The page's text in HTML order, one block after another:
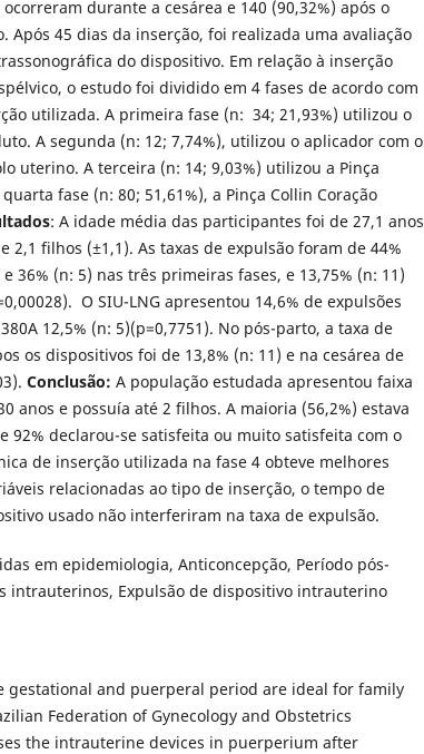
ocorreram durante a cesárea e 140 (90,32%) após o
Após 45 dias da inserção, foi realizada uma avaliação
do dispositivo. Em relação à inserção
o estudo foi dividido em 4 fases de acordo com
utilizada. A primeira fase (n: 34; 21,93%) utilizou o
A segunda (n: 12; 7,74%), utilizou o aplicador com o
uterino. A terceira (n: 14; 9,03%) utilizou a Pinça
fase (n: 80; 51,61%), a Pinça Collin Coração
: A idade média das participantes foi de 27,1 anos
2,1 filhos (±1,1). As taxas de expulsão foram de 44%
36% (n: 5) nas três primeiras fases, e 13,75% (n: 11)
O SIU-LNG apresentou 14,6% de expulsões
12,5% (n: 5)(p=0,7751). No pós-parto, a taxa de
os dispositivos foi de 13,8% (n: 11) e na cesárea de
Conclusão: A população estudada apresentou faixa
anos e possuí­a até 2 filhos. A maioria (56,2%) estava
92% declarou-se satisfeita ou muito satisfeita com o
de inserção utilizada na fase 4 obteve melhores
relacionadas ao tipo de inserção, o tempo de
usado não interferiram na taxa de expulsão.
em epidemiologia, Anticoncepção, Perí­odo pós-
intrauterinos, Expulsão de dispositivo intrauterino
gestational and puerperal period are ideal for family
Federation of Gynecology and Obstetrics
the intrauterine devices in puerperium after